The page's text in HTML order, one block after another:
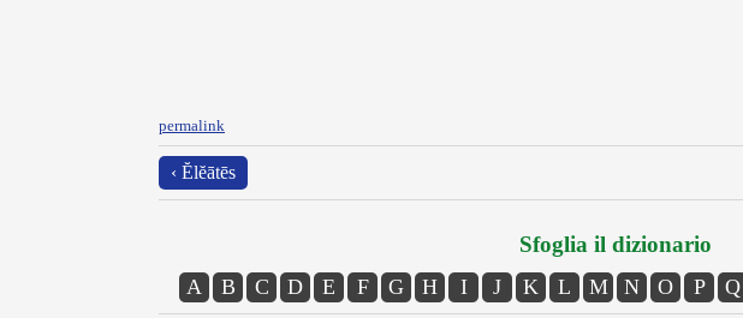
permalink
‹ Ĕlĕātēs
Sfoglia il dizionario
A B C D E F G H I J K L M N O P Q